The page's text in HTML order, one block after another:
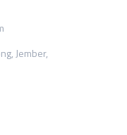
Jember,